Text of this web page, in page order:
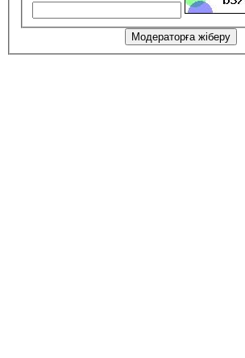
Модераторға жіберу